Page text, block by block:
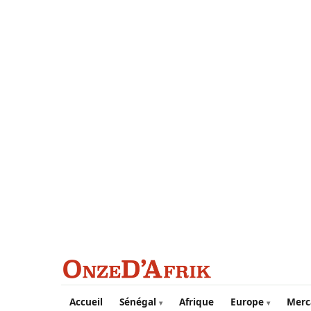
Aller au contenu principal
Accueil Sénégal Afrique Europe